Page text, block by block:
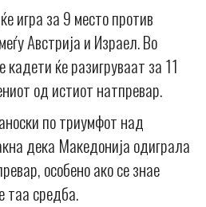
игра за 9 место против
Австрија и Израел. Во
ќе разигруваат за 11
од истиот натпревар.
по триумфот над
дека Македонија одиграла
особено ако се знае
таа средба.